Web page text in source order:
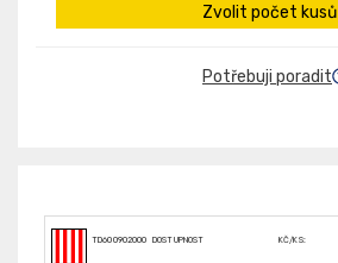
Zvolit počet kusů
Potřebuji poradit
TD600902000T5T5DOSTUPNOST KČ/KS: